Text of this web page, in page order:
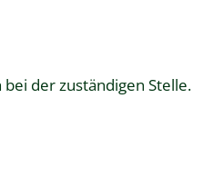
der zuständigen Stelle.